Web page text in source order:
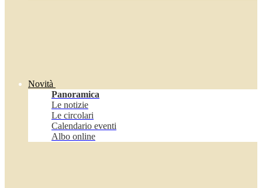
Novità
Panoramica
Le notizie
Le circolari
Calendario eventi
Albo online